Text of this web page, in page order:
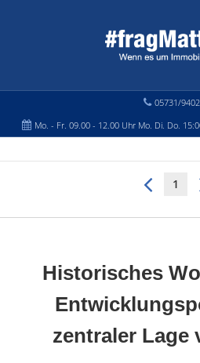
05731/
Mo. - Fr. 09.00 - 12.00 Uhr Mo. Di. Do.
1
Historisches
zentraler Lage